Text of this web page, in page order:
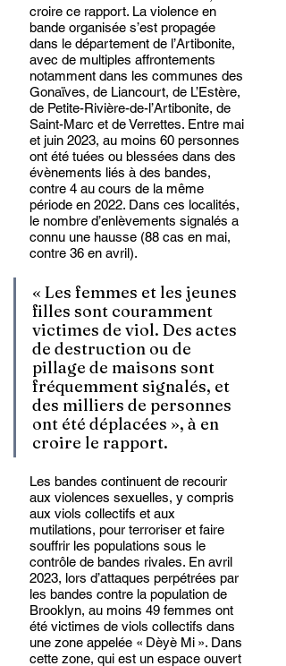
croire ce rapport. La violence en
bande organisée s’est propagée
dans le département de l’Artibonite,
avec de multiples affrontements
notamment dans les communes des
Gonaïves, de Liancourt, de L’Estère,
de Petite-Rivière-de-l’Artibonite, de
Saint-Marc et de Verrettes. Entre mai
et juin 2023, au moins 60 personnes
ont été tuées ou blessées dans des
évènements liés à des bandes,
contre 4 au cours de la même
période en 2022. Dans ces localités,
le nombre d’enlèvements signalés a
connu une hausse (88 cas en mai,
contre 36 en avril).
« Les femmes et les jeunes
filles sont couramment
victimes de viol. Des actes
de destruction ou de
pillage de maisons sont
fréquemment signalés, et
des milliers de personnes
ont été déplacées », à en
croire le rapport.
Les bandes continuent de recourir
aux violences sexuelles, y compris
aux viols collectifs et aux
mutilations, pour terroriser et faire
souffrir les populations sous le
contrôle de bandes rivales. En avril
2023, lors d’attaques perpétrées par
les bandes contre la population de
Brooklyn, au moins 49 femmes ont
été victimes de viols collectifs dans
une zone appelée « Dèyè Mi ». Dans
cette zone, qui est un espace ouvert